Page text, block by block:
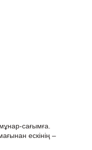
сағымға.
ескінің –